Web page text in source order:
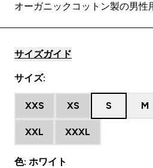
オーガニックコットン製の男性
サイズガイド
サイズ:
XXS XS S M
XXL XXXL
色: ホワイト